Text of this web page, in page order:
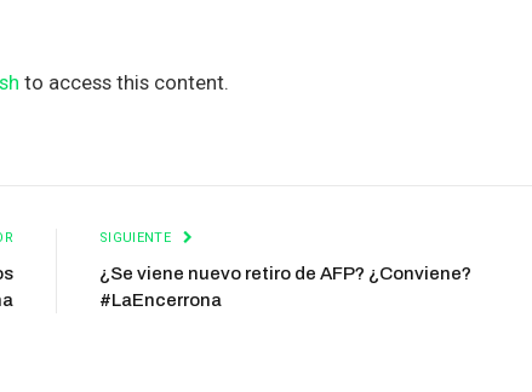
to access this content.
SIGUIENTE
¿Se viene nuevo retiro de AFP? ¿Conviene?
#LaEncerrona